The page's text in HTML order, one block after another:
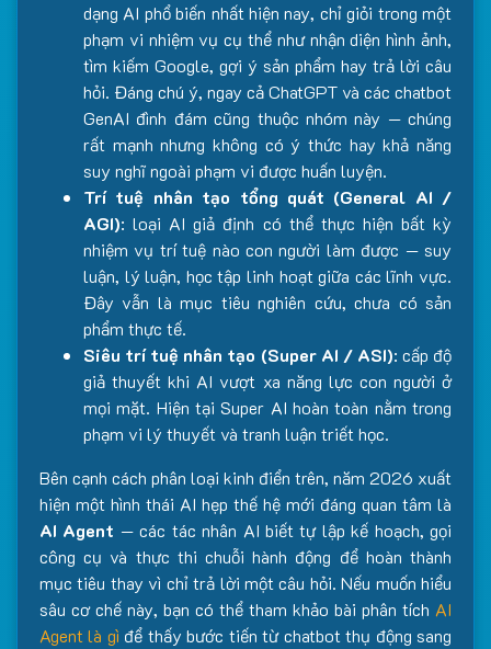
dạng AI phổ biến nhất hiện nay, chỉ giỏi trong một
phạm vi nhiệm vụ cụ thể như nhận diện hình ảnh,
tìm kiếm Google, gợi ý sản phẩm hay trả lời câu
hỏi. Đáng chú ý, ngay cả ChatGPT và các chatbot
GenAI đình đám cũng thuộc nhóm này — chúng
rất mạnh nhưng không có ý thức hay khả năng
suy nghĩ ngoài phạm vi được huấn luyện.
Trí tuệ nhân tạo tổng quát (General AI /
AGI): loại AI giả định có thể thực hiện bất kỳ
nhiệm vụ trí tuệ nào con người làm được — suy
luận, lý luận, học tập linh hoạt giữa các lĩnh vực.
Đây vẫn là mục tiêu nghiên cứu, chưa có sản
phẩm thực tế.
Siêu trí tuệ nhân tạo (Super AI / ASI): cấp độ
giả thuyết khi AI vượt xa năng lực con người ở
mọi mặt. Hiện tại Super AI hoàn toàn nằm trong
phạm vi lý thuyết và tranh luận triết học.
Bên cạnh cách phân loại kinh điển trên, năm 2026 xuất
hiện một hình thái AI hẹp thế hệ mới đáng quan tâm là
AI Agent — các tác nhân AI biết tự lập kế hoạch, gọi
công cụ và thực thi chuỗi hành động để hoàn thành
mục tiêu thay vì chỉ trả lời một câu hỏi. Nếu muốn hiểu
sâu cơ chế này, bạn có thể tham khảo bài phân tích AI
Agent là gì để thấy bước tiến từ chatbot thụ động sang